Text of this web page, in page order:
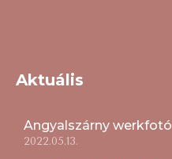
Aktuális
Angyalszárny werkfotó
2022.05.13.